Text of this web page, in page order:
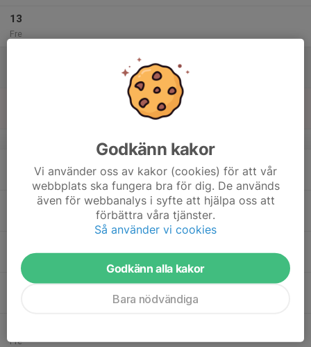
13
Fre
Ons
Fre
Godkänn kakor
Vi använder oss av kakor (cookies) för att vår
webbplats ska fungera bra för dig. De används
även för webbanalys i syfte att hjälpa oss att
förbättra våra tjänster.
Så använder vi cookies
Godkänn alla kakor
Bara nödvändiga